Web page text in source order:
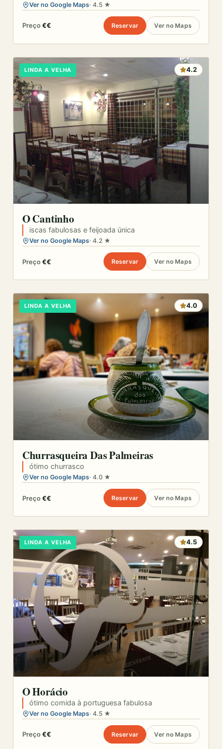
Ver no Google Maps· 4.5 ★
Preço€€ Reservar Ver no Maps
LINDA A VELHA 4.2
O Cantinho
iscas fabulosas e feijoada única
Ver no Google Maps· 4.2 ★
Preço€€ Reservar Ver no Maps
LINDA A VELHA 4.0
Churrasqueira Das Palmeiras
ótimo churrasco
Ver no Google Maps· 4.0 ★
Preço€€ Reservar Ver no Maps
LINDA A VELHA 4.5
O Horácio
ótimo comida à portuguesa fabulosa
Ver no Google Maps· 4.5 ★
Preço€€ Reservar Ver no Maps